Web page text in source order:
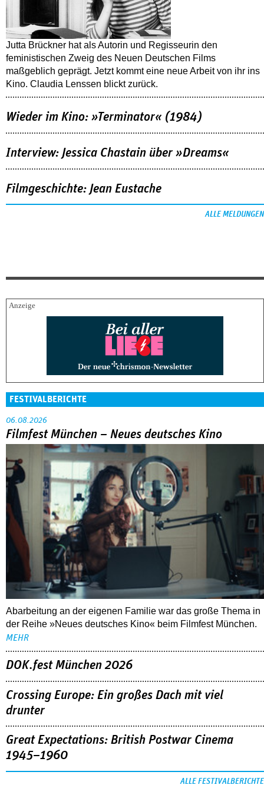
Jutta Brückner hat als Autorin und Regisseurin den
feministischen Zweig des Neuen Deutschen Films
maßgeblich geprägt. Jetzt kommt eine neue Arbeit von ihr ins
Kino. Claudia Lenssen blickt zurück.
Wieder im Kino: »Terminator« (1984)
Interview: Jessica Chastain über »Dreams«
Filmgeschichte: Jean Eustache
ALLE MELDUNGEN
FESTIVALBERICHTE
06.08.2026
Filmfest München – Neues deutsches Kino
Abarbeitung an der eigenen Familie war das große Thema in
der Reihe »Neues deutsches Kino« beim Filmfest München.
MEHR
DOK.fest München 2026
Crossing Europe: Ein großes Dach mit viel
drunter
Great Expectations: British Postwar Cinema
1945–1960
ALLE FESTIVALBERICHTE